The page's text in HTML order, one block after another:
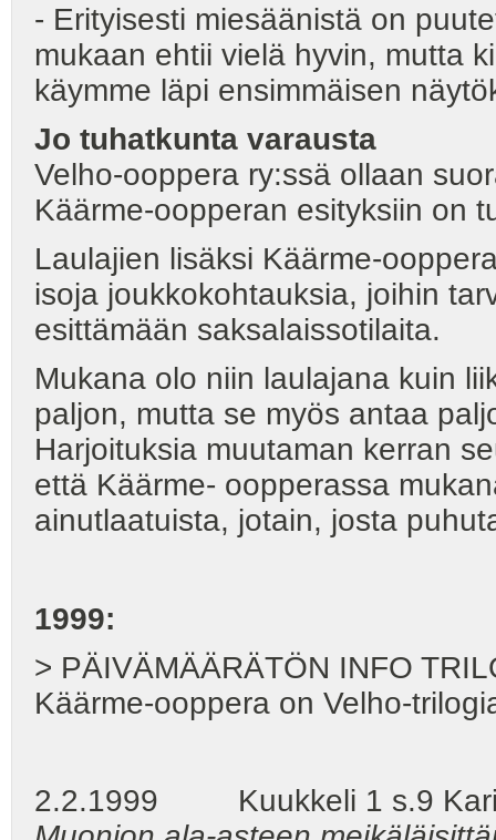
- Erityisesti miesäänistä on
mukaan ehtii vielä hyvin, mutta
käymme läpi ensimmäisen
Jo tuhatkunta varausta
Velho-ooppera ry:ssä ollaan
Käärme-oopperan esityksiin on
Laulajien lisäksi Käärme-
isoja joukkokohtauksia, joihin
esittämään saksalaissotilaita.
Mukana olo niin laulajana kuin
paljon, mutta se myös antaa
Harjoituksia muutaman kerran
että Käärme- oopperassa
ainutlaatuista, jotain, josta
1999:
> PÄIVÄMÄÄRÄTÖN INFO
Käärme-ooppera on Velho-
2.2.1999 Kuukkeli 1 s.9 Kari